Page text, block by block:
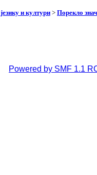
и култури > Порекло
Powered by SMF 1.1